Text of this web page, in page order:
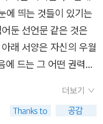
적 계몽주의의 ‘끝판
‘자본주의적 시간 관
식법(오세아니아인의
고자 한다. 역사를 누
“각자의 사회 제도, 발
로 “국제 관계의 민주
을 깨고, 바로잡는 역할
에 전체적으로 흐르는,
안에도 동양과 서양이
이미지가 있다. 서양은
생각이 드는 반면 동양
의 하는 이미지가 떠오
양에 비해 낙후되고
에 띄는 것들이 있기는
둔 선언문 같은 것은
래 서양은 자신의 우월
에 드는 그 어떤 권력과
의 지식이 결합해 강력
잭슨은 체로키족에
더보기